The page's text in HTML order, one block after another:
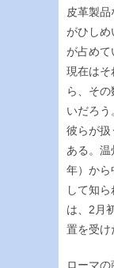
皮革製
がひしめ
が占めて
現在はそ
ら、そ
いだろう
彼らが扱
ある。温
年）から
して知
は、2月
置を受け
ローマ